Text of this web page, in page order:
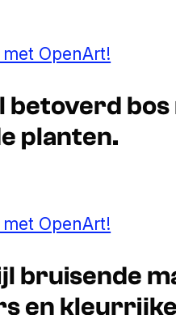
OpenArt!
bos
planten.
OpenArt!
bruisende
en